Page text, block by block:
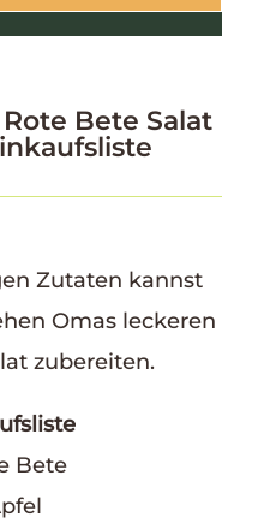
Bete Salat
Zutaten kannst
Omas leckeren
zubereiten.
Bete